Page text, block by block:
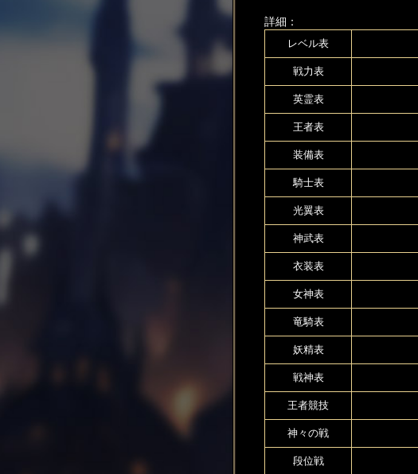
詳細：
レベル表
戦力表
英霊表
王者表
装備表
騎士表
光翼表
神武表
衣装表
女神表
竜騎表
妖精表
戦神表
王者競技
神々の戦
段位戦